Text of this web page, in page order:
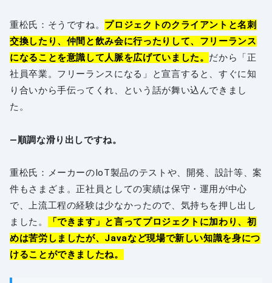
重松氏：そうですね。 プロジェクトのクライアントと名刺
交換したり、仲間と飲み会に行ったりして、フリーランス
になることを意識して人脈を広げていました。 だから「正
社員卒業。フリーランスになる」と宣言すると、すぐに知
り合いから手伝ってくれ、という話が舞い込んできまし
た。
―順調な滑り出しですね。
重松氏：メーカーのIoT製品のテストや、開発、設計等、案
件もさまざま。正社員としての実績は保守・運用が中心
で、上流工程の経験は少なかったので、気持ちを押し出し
ました。
「できます」と言ってプロジェクトに加わり、初
めは苦労しましたが、Javaなど現場で新しい知識を身につ
けることができましたね。